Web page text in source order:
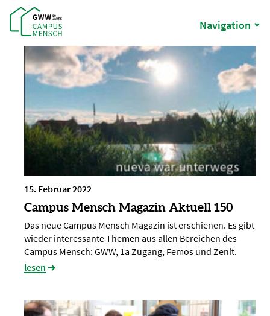
Navigation
Aktuelles Archiv
15. Februar 2022
Campus Mensch Magazin Aktuell 150
Das neue Campus Mensch Magazin ist erschienen. Es gibt
wieder interessante Themen aus allen Bereichen des
Campus Mensch: GWW, 1a Zugang, Femos und Zenit.
lesen